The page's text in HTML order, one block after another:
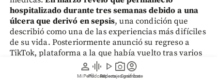
person
Mi Perfil
graphic_eq
Pódcast
play_arrow
Videos
photo_camera
Reportajes gráficos
account_circle
Suscríbete
hospitalizado durante tres semanas debido a una
úlcera que derivó en sepsis, una condición que
describió como una de las experiencias más difíciles
de su vida. Posteriormente anunció su regreso a
TikTok, plataforma a la que había vuelto tras varios